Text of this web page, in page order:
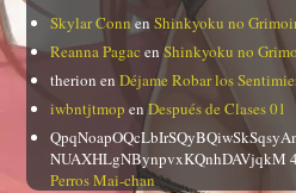
Skylar ConnenShinkyoku no
Reanna Pagac enShinkyoku no
therion enDéjame Robar los
iwbntjtmop enDespués de Clases 01
NUAXHLgNBynpvxKQnhDAVjqkM
Perros Mai-chan